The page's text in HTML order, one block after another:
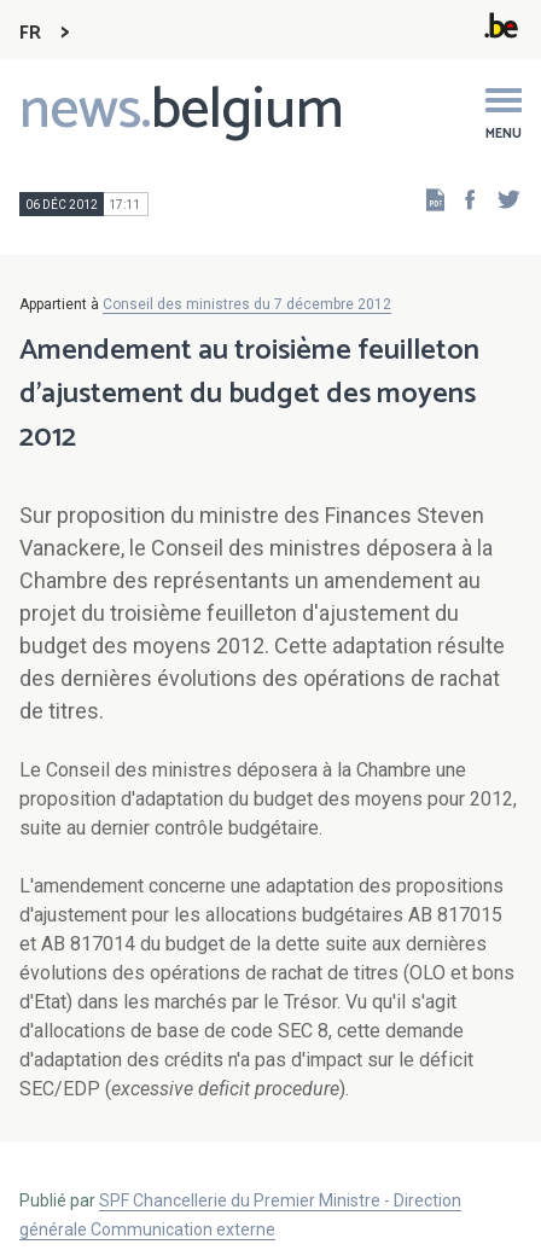
FR
news.belgium MENU
Main
navigation
06 DÉC 2012 17:11
Appartient à Conseil des ministres du 7 décembre 2012
Amendement au troisième feuilleton
d'ajustement du budget des moyens
2012
Sur proposition du ministre des Finances Steven
Vanackere, le Conseil des ministres déposera à la
Chambre des représentants un amendement au
projet du troisième feuilleton d'ajustement du
budget des moyens 2012. Cette adaptation résulte
des dernières évolutions des opérations de rachat
de titres.
Le Conseil des ministres déposera à la Chambre une
proposition d'adaptation du budget des moyens pour 2012,
suite au dernier contrôle budgétaire.
L'amendement concerne une adaptation des propositions
d'ajustement pour les allocations budgétaires AB 817015
et AB 817014 du budget de la dette suite aux dernières
évolutions des opérations de rachat de titres (OLO et bons
d'Etat) dans les marchés par le Trésor. Vu qu'il s'agit
d'allocations de base de code SEC 8, cette demande
d'adaptation des crédits n'a pas d'impact sur le déficit
SEC/EDP (excessive deficit procedure).
Publié parSPF Chancellerie du Premier Ministre - Direction
générale Communication externe